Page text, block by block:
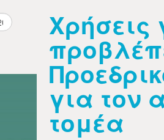
Χρήσεις
για τον
τομέα